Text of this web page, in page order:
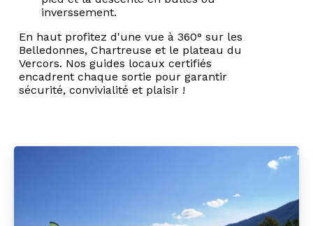
inverssement.
En haut profitez d'une vue à 360° sur les
Belledonnes, Chartreuse et le plateau du
Vercors. Nos guides locaux certifiés
encadrent chaque sortie pour garantir
sécurité, convivialité et plaisir !